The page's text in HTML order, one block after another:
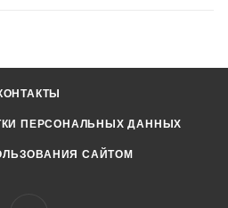
ПЕРСОНАЛЬНЫХ ДАННЫХ
САЙТОМ